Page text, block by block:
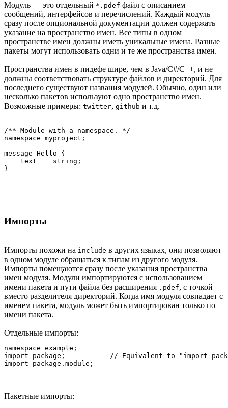
Модуль — это отдельный *.pdef файл с описанием
сообщений, интерфейсов и перечислений. Каждый модуль
сразу после опциональной документации должен содержать
указание на пространство имен. Все типы в одном
пространстве имен должны иметь уникальные имена. Разные
пакеты могут использовать одни и те же пространства имен.
Пространства имен в пидефе шире, чем в Java/С#/С++, и не
должны соответствовать структуре файлов и директорий. Для
последнего существуют названия модулей. Обычно, один или
несколько пакетов используют одно пространство имен.
Возможные примеры: twitter, github и т.д.
/** Module with a namespace. */
namespace myproject;
message Hello {
    text    string;
Импорты
Импорты похожи на include в других языках, они позволяют
в одном модуле обращаться к типам из другого модуля.
Импорты помещаются сразу после указания пространства
имен модуля. Модули импортируются с использованием
имени пакета и пути файла без расширения .pdef, с точкой
вместо разделителя директорий. Когда имя модуля совпадает с
именем пакета, модуль может быть импортирован только по
имени пакета.
Отдельные импорты:
namespace example;
import package;           // Equivalent to "import
Пакетные импорты: